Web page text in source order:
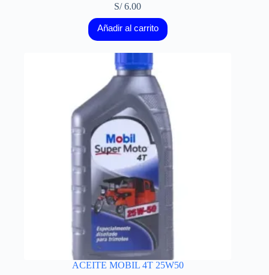
S/6.00
Añadir al carrito
ACEITE MOBIL 4T 25W50